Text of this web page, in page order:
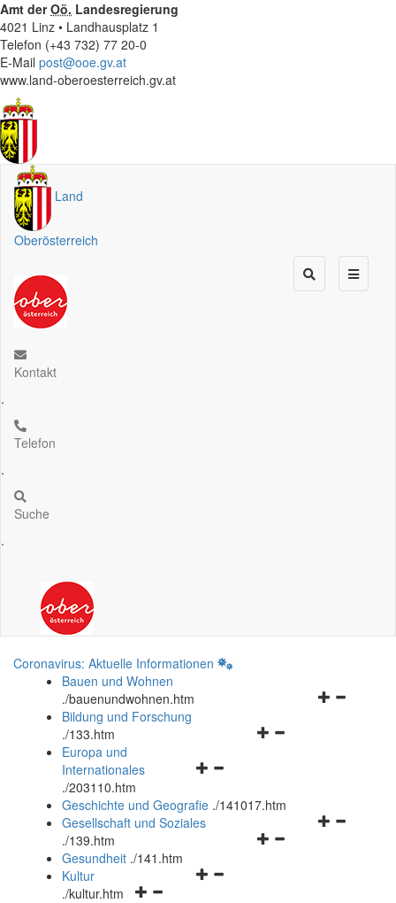
Amt derOö. Landesregierung
4021 Linz • Landhausplatz 1
Telefon (+43 732) 77 20-0
E-Mail post@ooe.gv.at
www.land-oberoesterreich.gv.at
Land
Oberösterreich
Kontakt
.
Telefon
.
Suche
.
Coronavirus: Aktuelle Informationen
Bauen und Wohnen
./bauenundwohnen.htm
Navigationsmenü
Bildung und Forschung
./133.htm
Navigationsmenü
und
schließen
Europa und
Internationales
./203110.htm
Geschichte und Geografie ./141017.htm
Navigationsmenü
Gesellschaft und Soziales
./139.htm
Navigationsmenü
Gesundheit ./141.htm
Navigationsmenü
Kultur
./kultur.htm